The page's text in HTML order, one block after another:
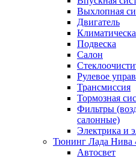
Выхлопная
Двигатель
Подвеска
Салон
Рулевое
Трансмиссия
Тормозная
Фильтры
салонные)
Электрика и
Тюнинг Лада Нива
Автосвет